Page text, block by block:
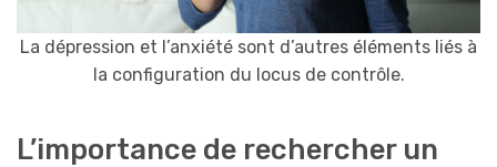
La dépression et l’anxiété sont d’autres éléments liés à
la configuration du locus de contrôle.
L’importance de rechercher un